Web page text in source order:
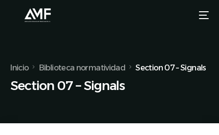
Inicio Biblioteca normatividad Section 07 – Signals
Section 07 – Signals